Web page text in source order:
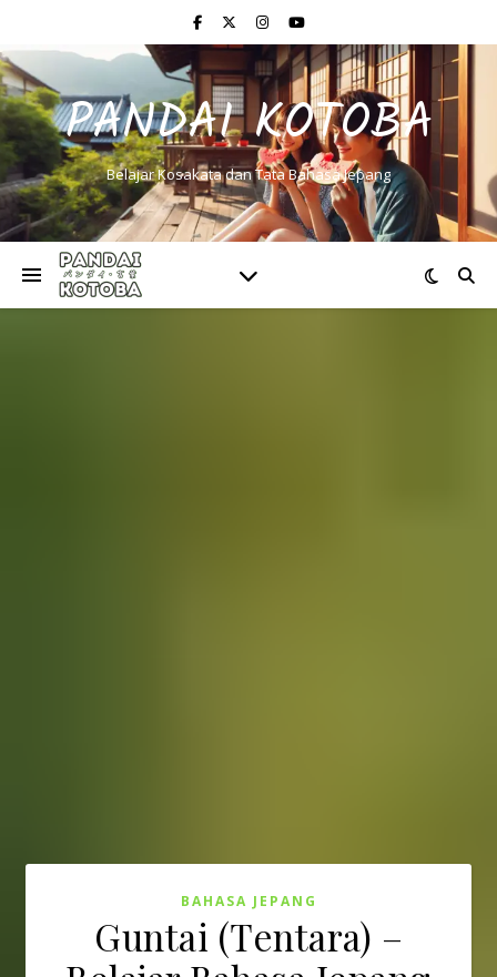
PANDAI KOTOBA
Belajar Kosakata dan Tata Bahasa Jepang
BAHASA JEPANG
Guntai (Tentara) –